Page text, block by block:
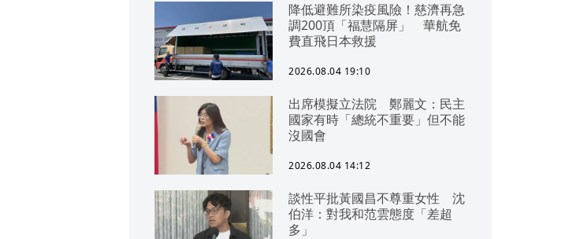
降低避難所染疫風險！慈濟再急
調200頂「福慧隔屏」 華航免
費直飛日本救援
2026.08.04 19:10
出席模擬立法院 鄭麗文：民主
國家有時「總統不重要」但不能
沒國會
2026.08.04 14:12
談性平批黃國昌不尊重女性 沈
伯洋：對我和范雲態度「差超
多」